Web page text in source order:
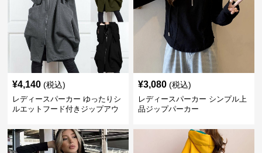
¥4,140 (税込)
レディースパーカー ゆったりシ
ルエットフード付きジップアウ
¥3,080 (税込)
レディースパーカー シンプル上
品ジップパーカー